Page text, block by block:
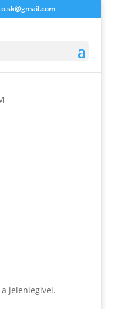
jelenlegivel.